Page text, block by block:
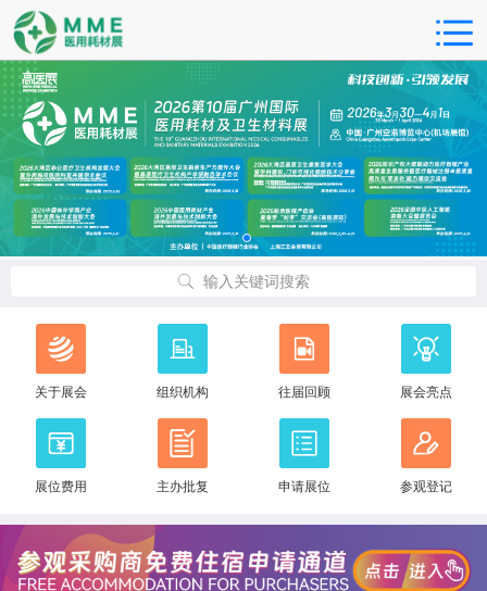
输入关键词搜索
关于展会 组织机构 往届回顾 展会亮点
展位费用 主办批复 申请展位 参观登记